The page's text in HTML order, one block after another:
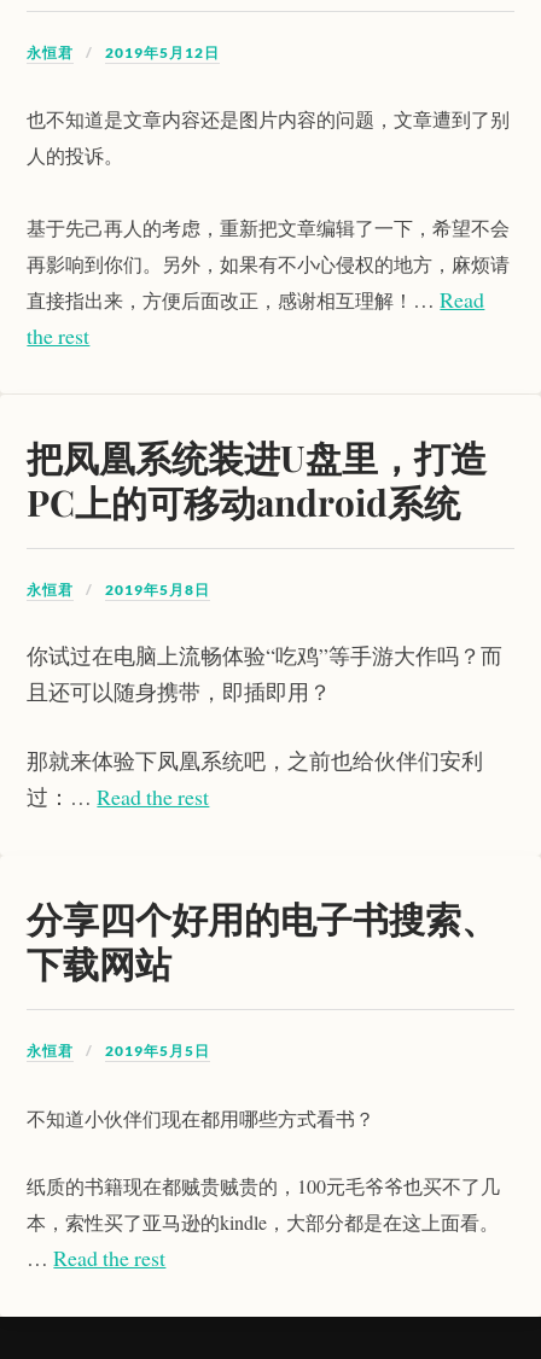
永恒君 2019年5月12日
也不知道是文章内容还是图片内容的问题，文章遭到了别
人的投诉。
基于先己再人的考虑，重新把文章编辑了一下，希望不会
再影响到你们。另外，如果有不小心侵权的地方，麻烦请
直接指出来，方便后面改正，感谢相互理解！ …Read
the rest
把凤凰系统装进U盘里，打造
PC上的可移动android系统
永恒君 2019年5月8日
你试过在电脑上流畅体验“吃鸡”等手游大作吗？而
且还可以随身携带，即插即用？
那就来体验下凤凰系统吧，之前也给伙伴们安利
过：…Read the rest
分享四个好用的电子书搜索、
下载网站
永恒君 2019年5月5日
不知道小伙伴们现在都用哪些方式看书？
纸质的书籍现在都贼贵贼贵的，100元毛爷爷也买不了几
本，索性买了亚马逊的kindle，大部分都是在这上面看。
…Read the rest